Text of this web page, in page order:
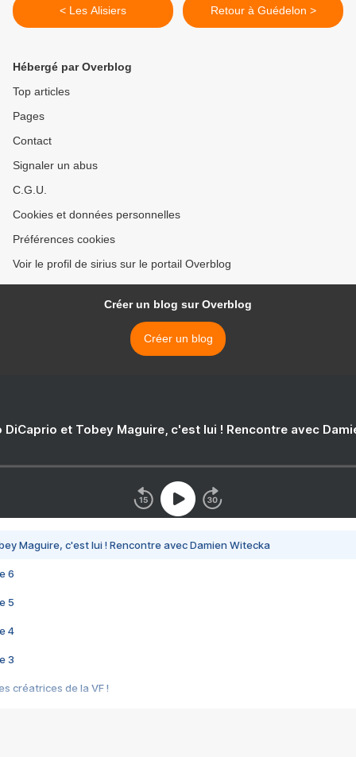
< Les Alisiers Retour à Guédelon >
Hébergé par Overblog
Top articles
Pages
Contact
Signaler un abus
C.G.U.
Cookies et données personnelles
Préférences cookies
Voir le profil de sirius sur le portail Overblog
Créer un blog sur Overblog
Créer un blog
DiCaprio et Tobey Maguire, c'est lui ! Rencontre avec
Maguire, c'est lui ! Rencontre avec Damien Witecka
6
5
4
3
créatrices de la VF !